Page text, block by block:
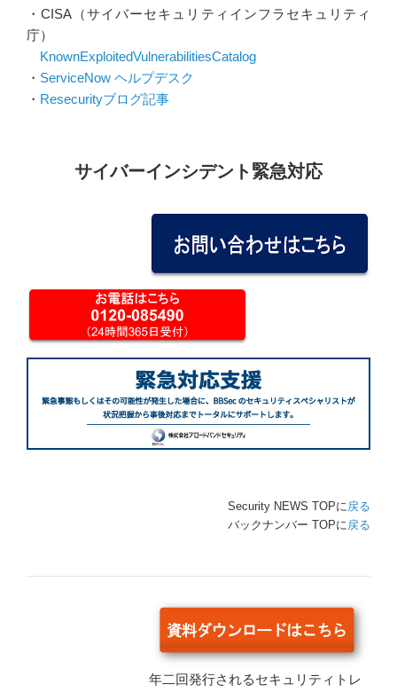
・CISA（サイバーセキュリティインフラセキュリティ
庁）
KnownExploitedVulnerabilitiesCatalog
・ ServiceNow ヘルプデスク
・ Resecurityブログ記事
サイバーインシデント緊急対応
Security NEWS TOPに 戻る
バックナンバー TOPに 戻る
年二回発行されるセキュリティトレ